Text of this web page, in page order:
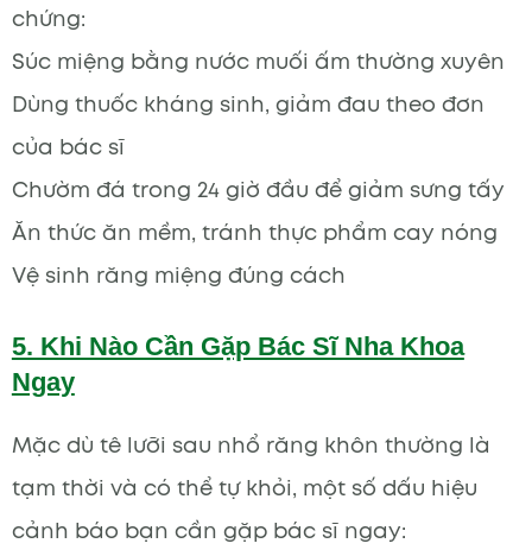
chứng:
Súc miệng bằng nước muối ấm thường xuyên
Dùng thuốc kháng sinh, giảm đau theo đơn
của bác sĩ
Chườm đá trong 24 giờ đầu để giảm sưng tấy
Ăn thức ăn mềm, tránh thực phẩm cay nóng
Vệ sinh răng miệng đúng cách
5. Khi Nào Cần Gặp Bác Sĩ Nha Khoa
Ngay
Mặc dù tê lưỡi sau nhổ răng khôn thường là
tạm thời và có thể tự khỏi, một số dấu hiệu
cảnh báo bạn cần gặp bác sĩ ngay: